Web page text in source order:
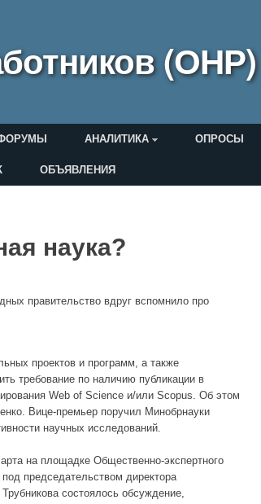
(ОНР)
АНАЛИТИКА ОПРОСЫ
ОБЪЯВЛЕНИЯ
наука?
правительство вдруг вспомнило про
проектов и программ, а также
требование по наличию публикации в
Web of Science и/или Scopus. Об этом
Вице-премьер поручил Минобрнауки
научных исследований.
на площадке Общественно-экспертного
председательством директора
состоялось обсуждение,